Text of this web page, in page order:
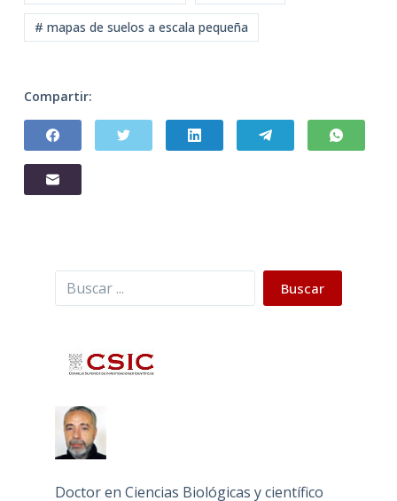
# mapas de suelos a escala pequeña
Compartir:
Buscar Buscar
Doctor en Ciencias Biológicas y científico